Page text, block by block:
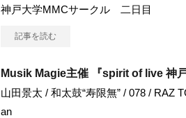
神戸大学MMCサークル 二日目
記事を読む
Musik Magie主催 『spirit of live 神戸
山田景太 / 和太鼓“寿限無” / 078 / RAZ
an